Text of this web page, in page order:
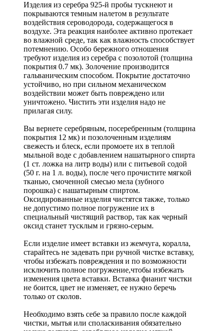
Изделия из серебра 925-й пробы тускнеют и
покрываются темным налетом в результате
воздействия сероводорода, содержащегося в
воздухе. Эта реакция наиболее активно протекает
во влажной среде, так как влажность способствует
потемнению. Особо бережного отношения
требуют изделия из серебра с позолотой (толщина
покрытия 0.7 мк). Золочение производится
гальваническим способом. Покрытие достаточно
устойчиво, но при сильном механическом
воздействии может быть повреждено или
уничтожено. Чистить эти изделия надо не
прилагая силу.
Вы вернете серебряным, посеребренным (толщина
покрытия 12 мк) и позолоченным изделиям
свежесть и блеск, если промоете их в теплой
мыльной воде с добавлением нашатырного спирта
(1 ст. ложка на литр воды) или с питьевой содой
(50 г. на 1 л. воды), после чего прочистите мягкой
тканью, смоченной смесью мела (зубного
порошка) с нашатырным спиртом.
Оксидированные изделия чистятся также, только
не допустимо полное погружение их в
специальный чистящий раствор, так как черный
оксид станет тусклым и грязно-серым.
Если изделие имеет вставки из жемчуга, коралла,
старайтесь не задевать при ручной чистке вставку,
чтобы избежать повреждения и по возможности
исключить полное погружение,чтобы избежать
изменения цвета вставки. Вставка фианит чистки
не боится, цвет не изменяет, ее нужно беречь
только от сколов.
Необходимо взять себе за правило после каждой
чистки, мытья или споласкивания обязательно